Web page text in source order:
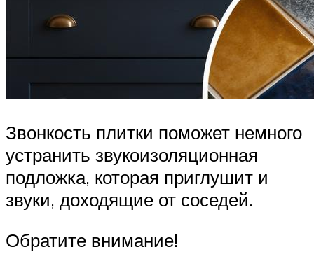
Звонкость плитки поможет немного
устранить звукоизоляционная
подложка, которая приглушит и
звуки, доходящие от соседей.
Обратите внимание!